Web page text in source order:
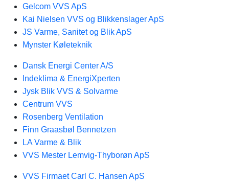
Gelcom VVS ApS
Kai Nielsen VVS og Blikkenslager ApS
JS Varme, Sanitet og Blik ApS
Mynster Køleteknik
Dansk Energi Center A/S
Indeklima & EnergiXperten
Jysk Blik VVS & Solvarme
Centrum VVS
Rosenberg Ventilation
Finn Graasbøl Bennetzen
LA Varme & Blik
VVS Mester Lemvig-Thyborøn ApS
VVS Firmaet Carl C. Hansen ApS